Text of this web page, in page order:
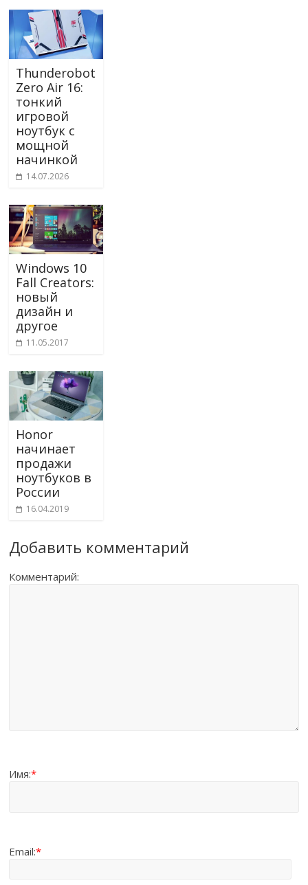
Thunderobot
Zero Air 16:
тонкий
игровой
ноутбук с
мощной
начинкой
14.07.2026
Windows 10
Fall Creators:
новый
дизайн и
другое
11.05.2017
Honor
начинает
продажи
ноутбуков в
России
16.04.2019
Добавить комментарий
Комментарий:
Имя:*
Email:*